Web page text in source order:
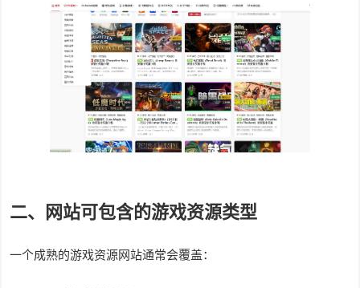
二、网站可包含的游戏资源类型
一个成熟的游戏资源网站通常会覆盖：